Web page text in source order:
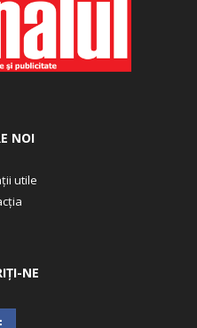
NOI
utile
NE